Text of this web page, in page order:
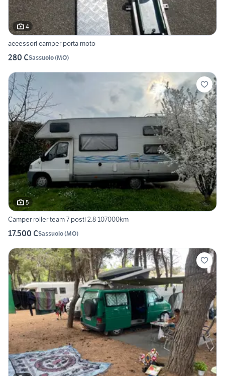
4
accessori camper porta moto
280 €Sassuolo(MO)
5
Camper roller team 7 posti 2.8 107000km
17.500 €Sassuolo(MO)